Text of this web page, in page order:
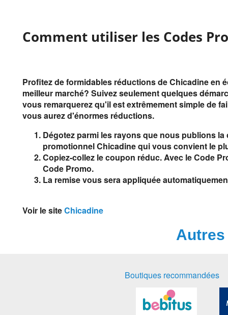
Comment utiliser les Codes
Profitez de formidables réductions de Chicadine en
meilleur marché? Suivez seulement quelques
vous remarquerez qu'il est extrêmement simple de
vous aurez d'énormes réductions.
Dégotez parmi les rayons que nous publions
promotionnel Chicadine qui vous convient le
Copiez-collez le coupon réduc. Avec le Code
Code Promo.
La remise vous sera appliquée
Voir le siteChicadine
Boutiques recommandées